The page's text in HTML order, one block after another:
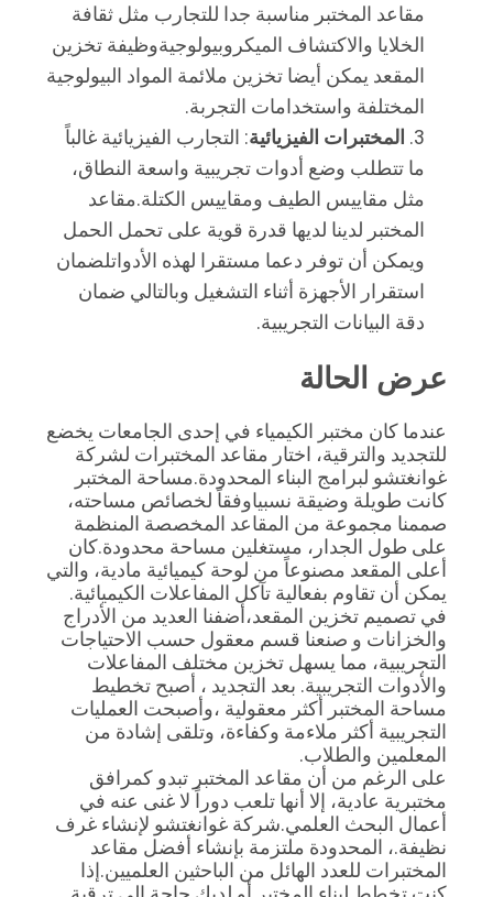
مقاعد المختبر مناسبة جدا للتجارب مثل ثقافة
الخلايا والاكتشاف الميكروبيولوجيةوظيفة تخزين
المقعد يمكن أيضا تخزين ملائمة المواد البيولوجية
المختلفة واستخدامات التجربة.
المختبرات الفيزيائية: التجارب الفيزيائية غالباً
ما تتطلب وضع أدوات تجريبية واسعة النطاق،
مثل مقاييس الطيف ومقاييس الكتلة.مقاعد
المختبر لدينا لديها قدرة قوية على تحمل الحمل
ويمكن أن توفر دعما مستقرا لهذه الأدواتلضمان
استقرار الأجهزة أثناء التشغيل وبالتالي ضمان
دقة البيانات التجريبية.
عرض الحالة
المعلمين والطلاب.